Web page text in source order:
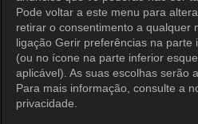
Pode voltar a este menu para
retirar o consentimento a qualquer
ligação Gerir preferências na parte
(ou no ícone na parte inferior
aplicável). As suas escolhas serão
Para mais informação, consulte a
privacidade.